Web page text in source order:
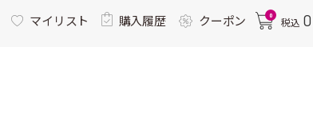
マイリスト 購入履歴 クーポン 0
税込 0